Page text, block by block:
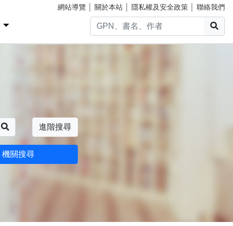
網站導覽 關於本站 隱私權及安全政策 聯絡我們
進階搜尋
機關搜尋